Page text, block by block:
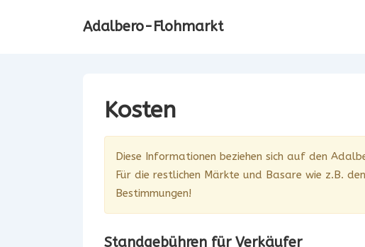
Adalbero-Flohmarkt
Kosten
Diese Informationen beziehen sich auf den
Für die restlichen Märkte und Basare wie z.B.
Bestimmungen!
Standgebühren für Verkäufer